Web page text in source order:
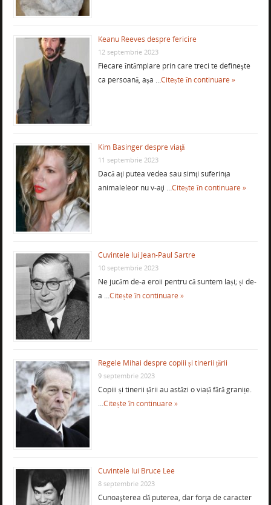
Keanu Reeves despre fericire
12 septembrie 2023
Fiecare întâmplare prin care treci te defineşte
ca persoană, aşa …Citește în continuare »
Kim Basinger despre viaţă
11 septembrie 2023
Dacă aţi putea vedea sau simţi suferinţa
animaleleor nu v-aţi …Citește în continuare »
Cuvintele lui Jean-Paul Sartre
10 septembrie 2023
Ne jucăm de-a eroii pentru că suntem lași; și de-
a …Citește în continuare »
Regele Mihai despre copiii și tinerii țării
9 septembrie 2023
Copiii și tinerii țării au astăzi o viață fără granițe.
…Citește în continuare »
Cuvintele lui Bruce Lee
8 septembrie 2023
Cunoaşterea dă puterea, dar forţa de caracter